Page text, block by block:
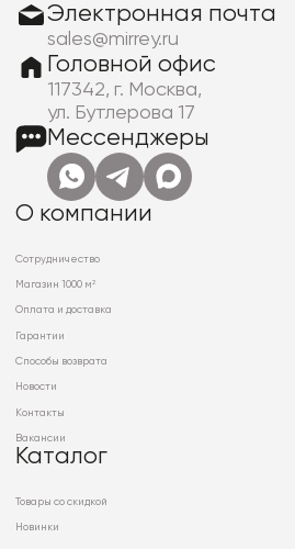
Электронная почта
sales@mirrey.ru
Головной офис
117342, г. Москва,
ул. Бутлерова 17
Мессенджеры
О компании
Сотрудничество
Магазин 1000 м²
Оплата и доставка
Гарантии
Способы возврата
Новости
Контакты
Вакансии
Каталог
Товары со скидкой
Новинки